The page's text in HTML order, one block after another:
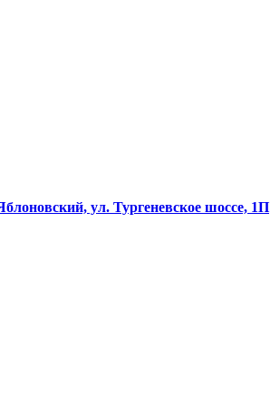
ул. Тургеневское шоссе, 1П